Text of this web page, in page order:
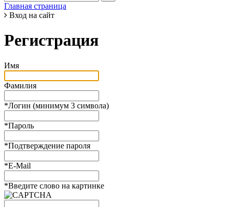
Главная страница
Вход на сайт
Регистрация
Имя
Фамилия
*Логин (минимум 3 символа)
*Пароль
*Подтверждение пароля
*E-Mail
*Введите слово на картинке